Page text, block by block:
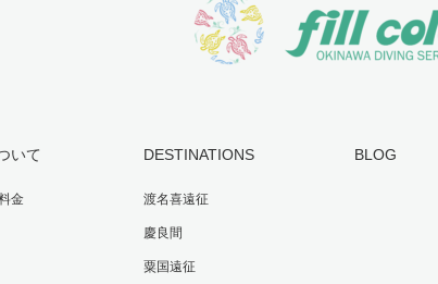
いて
金
DESTINATIONS
渡名喜遠征
慶良間
粟国遠征
BLOG